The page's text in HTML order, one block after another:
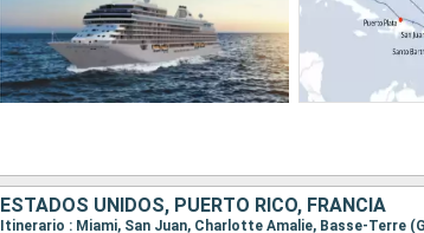
ESTADOS UNIDOS, PUERTO RICO, FRANCIA